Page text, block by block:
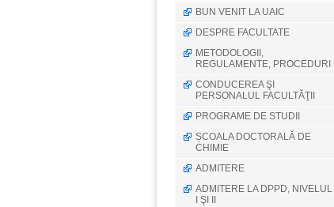
BUN VENIT LA UAIC
DESPRE FACULTATE
METODOLOGII,
REGULAMENTE, PROCEDURI
CONDUCEREA ŞI
PERSONALUL FACULTĂŢII
PROGRAME DE STUDII
ȘCOALA DOCTORALĂ DE
CHIMIE
ADMITERE
ADMITERE LA DPPD, NIVELUL
I ŞI II